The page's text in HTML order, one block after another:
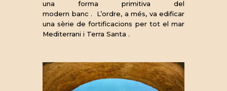
una forma primitiva del
modern banc . L’ordre, a més, va edificar
una sèrie de fortificacions per tot el mar
Mediterrani i Terra Santa .